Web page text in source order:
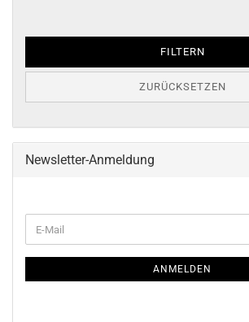
FILTERN
ZURÜCKSETZEN
Newsletter-Anmeldung
ZUR
E-
Mail
ANMELDEN